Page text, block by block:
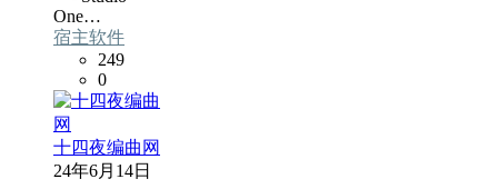
One…
宿主软件
249
0
十四夜编曲网
24年6月14日